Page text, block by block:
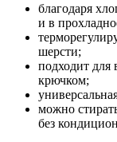
благодаря
и в
шерсти;
подходит для
крючком;
можно
без